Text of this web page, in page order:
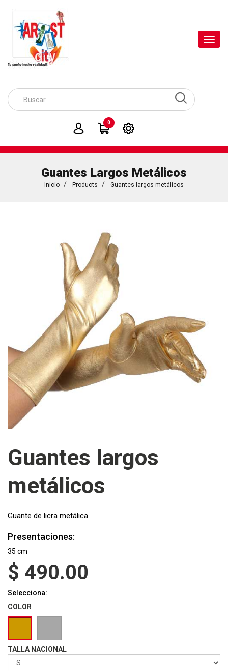
0
Guantes Largos Metálicos
Inicio Products Guantes largos metálicos
Guantes largos
metálicos
Guante de licra metálica.
Presentaciones:
35 cm
$ 490.00
Selecciona:
COLOR
TALLA NACIONAL